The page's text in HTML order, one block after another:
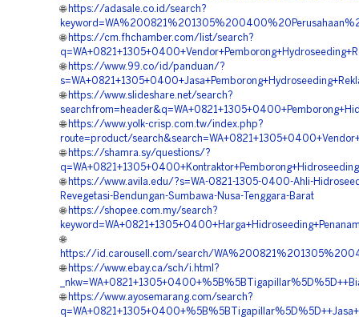
🌐 https://adasale.co.id/search?
🌐 https://cm.fhchamber.com/list/search?
🌐 https://www.99.co/id/panduan/?
🌐 https://www.slideshare.net/search?
🌐 https://www.yolk-crisp.com.tw/index.php?
route=product/
🌐 https://shamra.sy/questions/?
🌐 https://www.avila.edu/?s=WA-0821-1305-0400-Ahli-
Revegetasi-Bendungan-Sumbawa-Nusa-Tenggara-Barat
🌐 https://shopee.com.my/search?
🌐
https://id.carousell.com/search/
🌐 https://www.ebay.ca/sch/i.html?
🌐 https://www.ayosemarang.com/search?